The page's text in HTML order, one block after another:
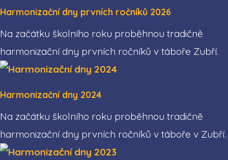
Harmonizační dny prvních ročníků 2026
Na začátku školního roku proběhnou tradičně
harmonizační dny prvních ročníků v táboře Zubří.
Harmonizační dny 2024
Na začátku školního roku proběhnou tradičně
harmonizační dny prvních ročníků v táboře v Zubří.